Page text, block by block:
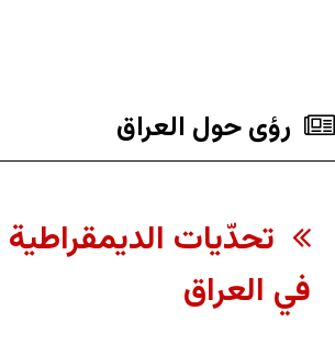
رؤى حول العراق
تحدّيات الديمقراطية
في العراق